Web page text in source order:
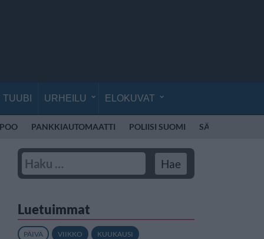
TUUBI URHEILU ELOKUVAT
PANKKIAUTOMAATTI POLIISI SUOMI
Luetuimmat
PÄIVÄ VIIKKO KUUKAUSI